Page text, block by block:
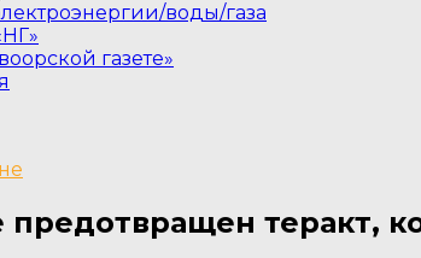
воды/газа
газете»
предотвращен теракт,